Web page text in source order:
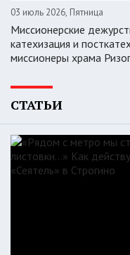
03 июль 2026, Пятница
Миссионерские
катехизация и
миссионеры храма
СТАТЬИ